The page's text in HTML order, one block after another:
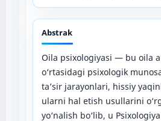
Abstrak
Oila psixologiyasi — bu oila
o‘rtasidagi psixologik
ta’sir jarayonlari, hissiy
ularni hal etish usullarini
yo‘nalish bo‘lib, u